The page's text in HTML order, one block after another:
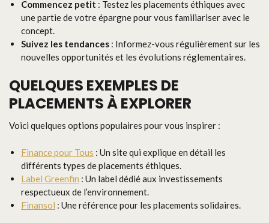
Commencez petit : Testez les placements éthiques avec
une partie de votre épargne pour vous familiariser avec le
concept.
Suivez les tendances : Informez-vous régulièrement sur les
nouvelles opportunités et les évolutions réglementaires.
QUELQUES EXEMPLES DE
PLACEMENTS À EXPLORER
Voici quelques options populaires pour vous inspirer :
Finance pour Tous : Un site qui explique en détail les
différents types de placements éthiques.
Label Greenfin : Un label dédié aux investissements
respectueux de l’environnement.
Finansol : Une référence pour les placements solidaires.